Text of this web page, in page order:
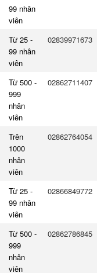
99 nhân
viên
Từ 25 -
99 nhân
viên
02839971673
Từ 500 -
999
nhân
viên
02862711407
Trên
1000
nhân
viên
02862764054
Từ 25 -
99 nhân
viên
02866849772
Từ 500 -
999
nhân
viên
02862786845